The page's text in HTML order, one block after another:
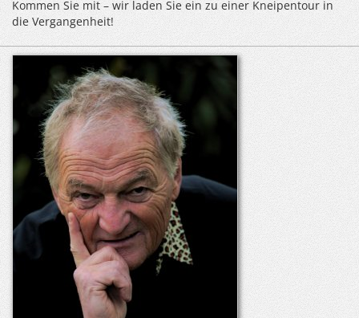
Kommen Sie mit – wir laden Sie ein zu einer Kneipentour in
die Vergangenheit!